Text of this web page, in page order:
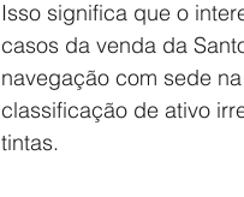
Isso significa que o
casos da venda da
navegação com sede
classificação de ativo
tintas.